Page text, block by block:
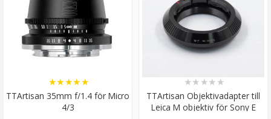
TTArtisan 35mm f/1.4 för Micro
4/3
★★★★★
TTArtisan Objektivadapter till
Leica M objektiv för Sony E
★★ ★★ ★